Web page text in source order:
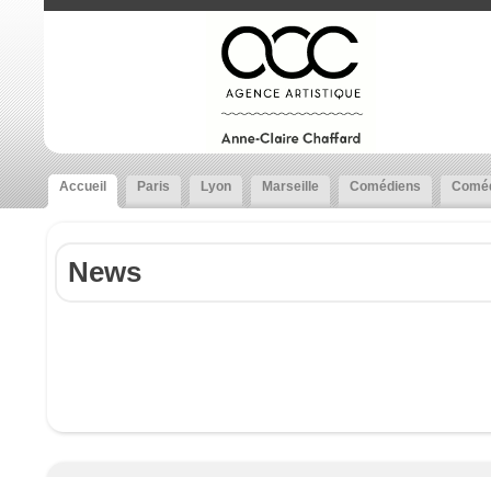
Accueil Paris Lyon Marseille Comédiens
News